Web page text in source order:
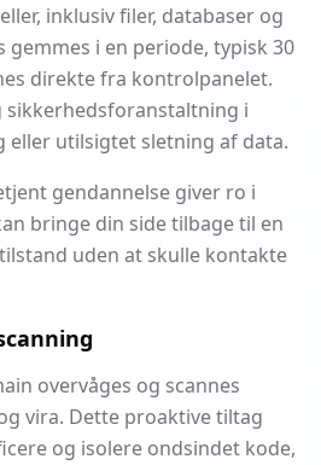
inklusiv filer, databaser og
gemmes i en periode, typisk 30
direkte fra kontrolpanelet.
sikkerhedsforanstaltning i
utilsigtet sletning af data.
gendannelse giver ro i
bringe din side tilbage til en
uden at skulle kontakte
overvåges og scannes
vira. Dette proaktive tiltag
og isolere ondsindet kode,